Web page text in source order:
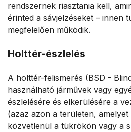
rendszernek riasztania kell,
érinted a sávjelzéseket – innen
megfelelően működik.
Holttér-észlelés
A holttér-felismerés (BSD -
használható járművek vagy
észlelésére és elkerülésére a
(azaz azon a területen,
közvetlenül a tükrökön vagy a